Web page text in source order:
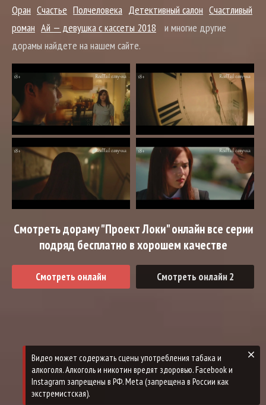
Оран Счастье Полчеловека Детективный салон Счастливый
роман Ай — девyшка с кассеты 2018
и многие другие
дорамы найдете на нашем сайте.
Смотреть дораму "Проект Локи" онлайн все серии
подряд бесплатно в хорошем качестве
Смотреть онлайн Смотреть онлайн 2
Видео может содержать сцены употребления табака и
алкоголя. Алкоголь и никотин вредят здоровью. Facebook и
Instagram запрещены в РФ. Meta (запрещена в России как
экстремистская).